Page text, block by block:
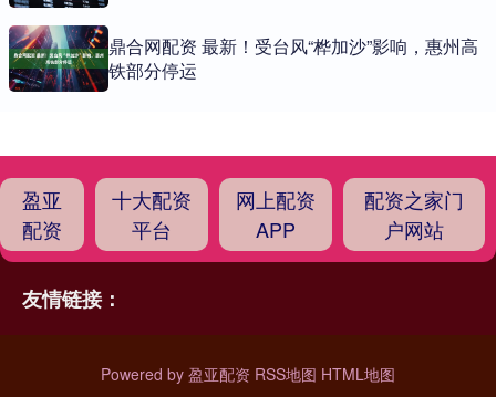
鼎合网配资 最新！受台风“桦加沙”影响，惠州高
铁部分停运
盈亚
配资
十大配资
平台
网上配资
APP
配资之家门
户网站
友情链接：
Powered by 盈亚配资 RSS地图 HTML地图